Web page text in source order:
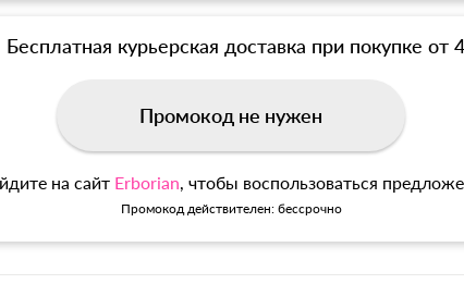
Бесплатная курьерская доставка при покупке от
Промокод не нужен
на сайт Erborian, чтобы воспользоваться
Промокод действителен: бессрочно